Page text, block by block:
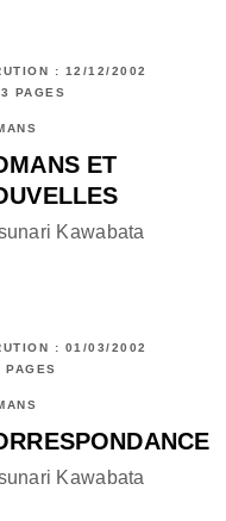
: 12/12/2002
PAGES
ET
Kawabata
: 01/03/2002
PAGES
Kawabata